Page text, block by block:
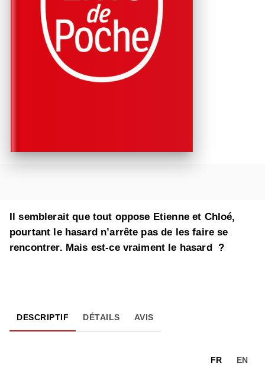
Il semblerait que tout oppose Etienne et Chloé,
pourtant le hasard n’arrête pas de les faire se
rencontrer. Mais est-ce vraiment le hasard ?
DESCRIPTIF DÉTAILS AVIS
FR EN